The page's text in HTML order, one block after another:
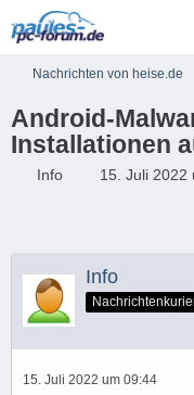
Nachrichten von heise.de
Android-
Installationen
Info 15. Juli 2022
Info
15. Juli 2022 um 09:44